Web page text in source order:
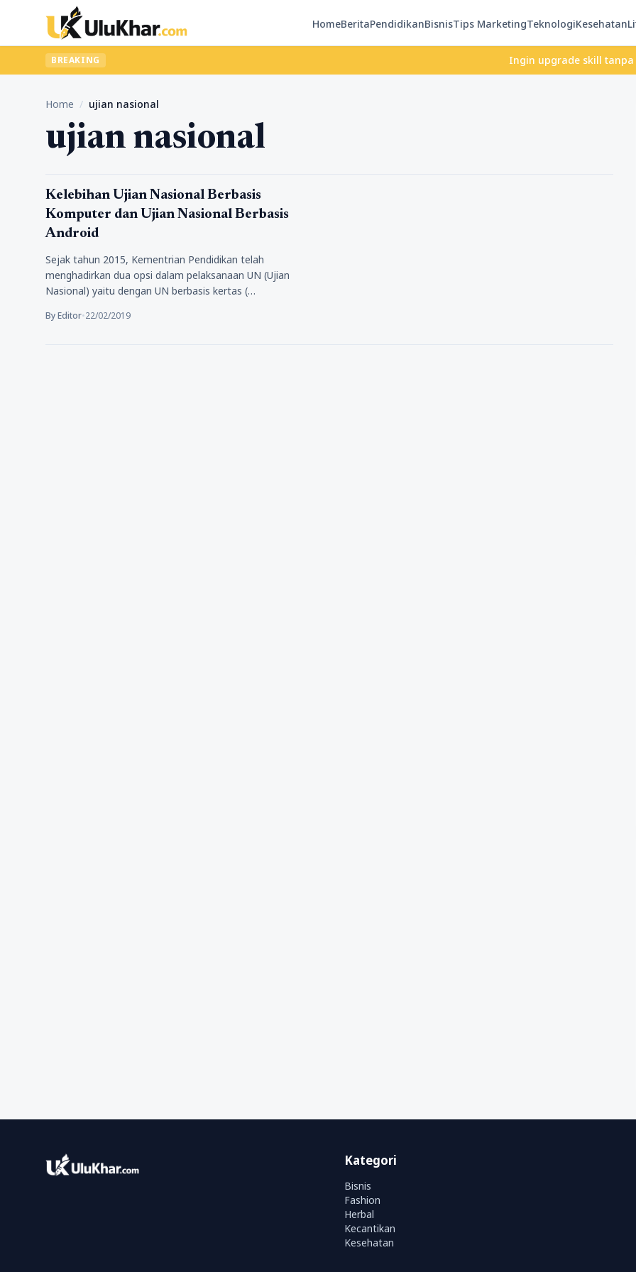
HomeBeritaPendidikanBisnisTips MarketingTeknologiKesehatan
BREAKING Ingin upgrade skill tanpa
Home / ujian nasional
ujian nasional
Pendidikan
Kelebihan Ujian Nasional Berbasis
Komputer dan Ujian Nasional Berbasis
Android
Sejak tahun 2015, Kementrian Pendidikan telah
menghadirkan dua opsi dalam pelaksanaan UN (Ujian
Nasional) yaitu dengan UN berbasis kertas (…
By Editor•22/02/2019
Kategori
Bisnis
Fashion
Herbal
Kecantikan
Kesehatan